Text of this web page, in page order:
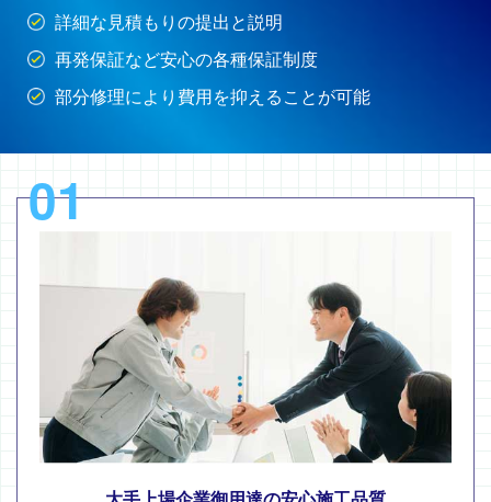
詳細な見積もりの提出と説明
再発保証など安心の各種保証制度
部分修理により費用を抑えることが可能
01